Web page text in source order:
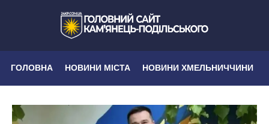
ГОЛОВНА НОВИНИ МІСТА НОВИНИ ХМЕЛЬНИЧЧИНИ